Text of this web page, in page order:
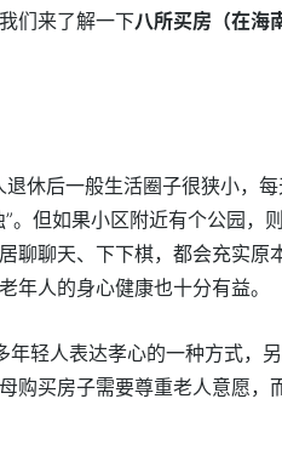
们来了解一下八所买房（在海
休后一般生活圈子很狭小，
。但如果小区附近有个公园，
聊聊天、下下棋，都会充实原
年人的身心健康也十分有益。
轻人表达孝心的一种方式，
购买房子需要尊重老人意愿，